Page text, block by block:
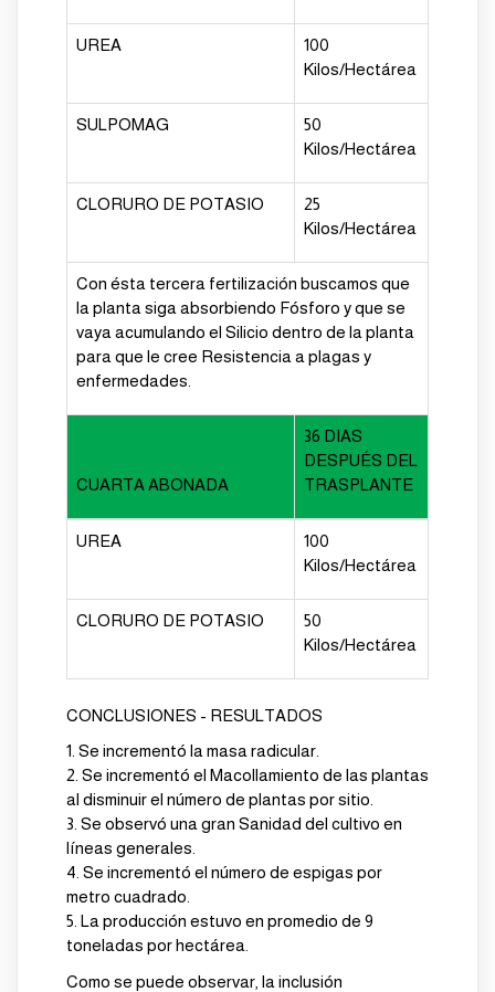
UREA
100
Kilos/Hectárea
SULPOMAG
50
Kilos/Hectárea
CLORURO DE POTASIO
25
Kilos/Hectárea
Con ésta tercera fertilización buscamos que
la planta siga absorbiendo Fósforo y que se
vaya acumulando el Silicio dentro de la planta
para que le cree Resistencia a plagas y
enfermedades.
CUARTA ABONADA
36 DIAS
DESPUÉS DEL
TRASPLANTE
UREA
100
Kilos/Hectárea
CLORURO DE POTASIO
50
Kilos/Hectárea
CONCLUSIONES - RESULTADOS
1. Se incrementó la masa radicular.
2. Se incrementó el Macollamiento de las plantas
al disminuir el número de plantas por sitio.
3. Se observó una gran Sanidad del cultivo en
líneas generales.
4. Se incrementó el número de espigas por
metro cuadrado.
5. La producción estuvo en promedio de 9
toneladas por hectárea.
Como se puede observar, la inclusión